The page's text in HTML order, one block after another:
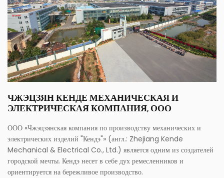
ЧЖЭЦЗЯН КЕНДЕ МЕХАНИЧЕСКАЯ И
ЭЛЕКТРИЧЕСКАЯ КОМПАНИЯ, ООО
ООО «Чжэцзянская компания по производству механических и
электрических изделий "Кендэ"» (англ.: Zhejiang Kende
Mechanical & Electrical Co., Ltd.) является одним из создателей
городской мечты. Кендэ несет в себе дух ремесленников и
ориентируется на бережливое производство.